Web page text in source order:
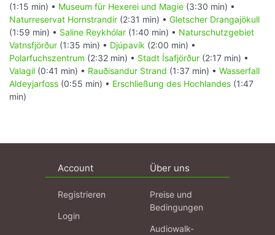
(1:15 min) • Museum für Hexerei und Magie (3:30 min) •
Naturreservat Hornstrandir (2:31 min) • Gletscher Drangajökull
(1:59 min) • Saline Reykhólar (1:40 min) • Naturschutzgebiet
Vatnsfjörður (1:35 min) • Djúpavík (2:00 min) •
Polarfuchszentrum (2:32 min) • Stadt Ísafjörður (2:17 min) •
Valagil (0:41 min) • Rauðisandur Strand (1:37 min) • Wasserfall
Aldeyjarfoss (0:55 min) • Erschließung des Hochlandes (1:47
min)
Account
Registrieren
Login
Über uns
Preise und
Bedingungen
Audiowalk-